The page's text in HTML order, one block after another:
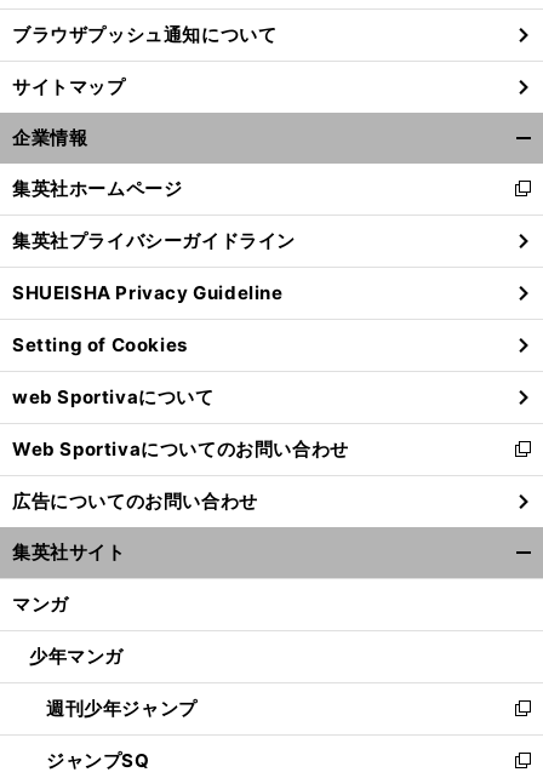
ブラウザプッシュ通知について
サイトマップ
企業情報
閉
る
集英社ホームページ
新
し
い
ウ
ィ
ン
ド
ウ
で
開
く
集英社プライバシーガイドライン
SHUEISHA Privacy Guideline
Setting of Cookies
web Sportivaについて
Web Sportivaについてのお問い合わせ
新
し
い
ウ
ィ
ン
ウ
開
く
広告についてのお問い合わせ
集英社サイト
マンガ
少年マンガ
週刊少年ジャンプ
新
し
い
ジャンプSQ
新